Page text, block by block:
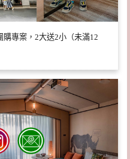
專案，2大送2小（未滿12